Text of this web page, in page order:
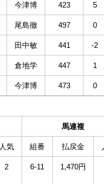
今津博 423 5
尾島徹 497 0
田中敏 441 -2
倉地学 447 1
今津博 473 0
馬連複
人気 組番 払戻金
2 6-11 1,470円